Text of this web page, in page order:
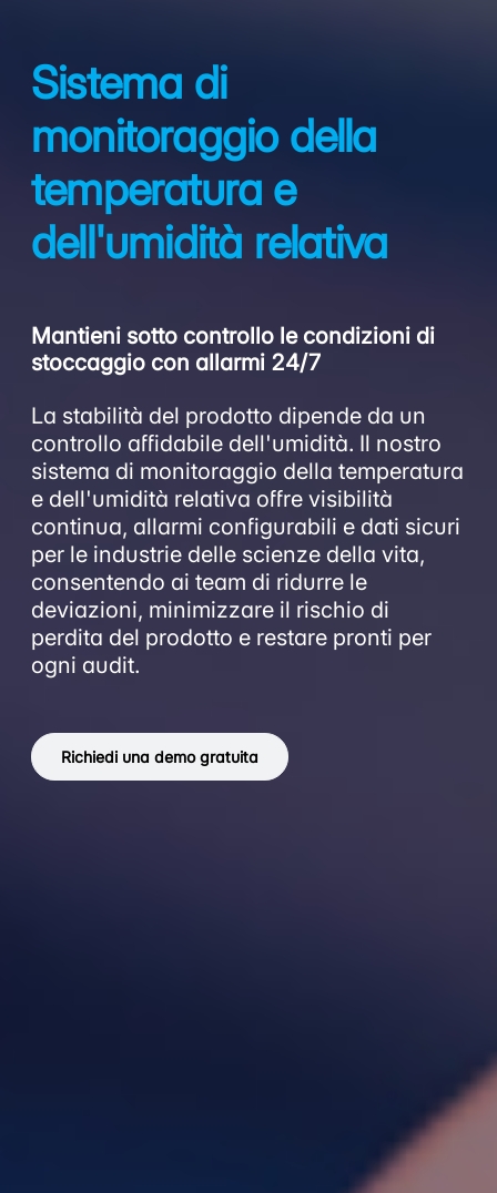
Sistema di
monitoraggio della
temperatura e
dell'umidità relativa
Mantieni sotto controllo le condizioni di
stoccaggio con allarmi 24/7
La stabilità del prodotto dipende da un
controllo affidabile dell'umidità. Il nostro
sistema di monitoraggio della temperatura
e dell'umidità relativa offre visibilità
continua, allarmi configurabili e dati sicuri
per le industrie delle scienze della vita,
consentendo ai team di ridurre le
deviazioni, minimizzare il rischio di
perdita del prodotto e restare pronti per
ogni audit.
Richiedi una demo gratuita